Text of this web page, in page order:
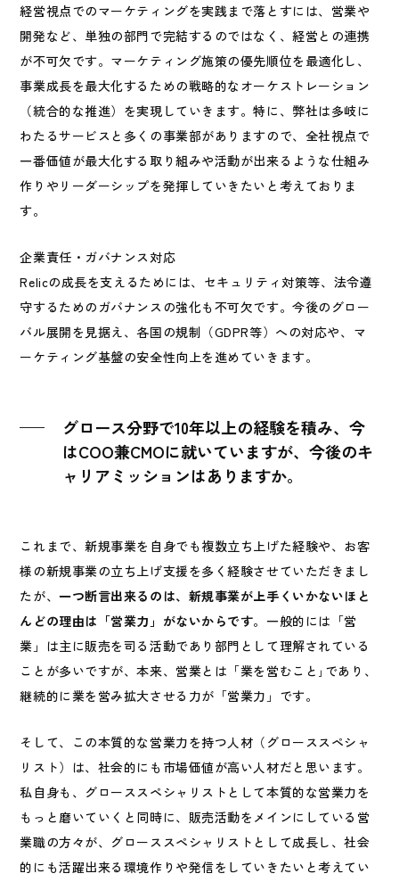
経営視点でのマーケティングを実践まで落とすには、営業や
開発など、単独の部門で完結するのではなく、経営との連携
が不可欠です。マーケティング施策の優先順位を最適化し、
事業成長を最大化するための戦略的なオーケストレーション
（統合的な推進）を実現していきます。特に、弊社は多岐に
わたるサービスと多くの事業部がありますので、全社視点で
一番価値が最大化する取り組みや活動が出来るような仕組み
作りやリーダーシップを発揮していきたいと考えておりま
す。
企業責任・ガバナンス対応
Relicの成長を支えるためには、セキュリティ対策等、法令遵
守するためのガバナンスの強化も不可欠です。今後のグロー
バル展開を見据え、各国の規制（GDPR等）への対応や、マ
ーケティング基盤の安全性向上を進めていきます。
グロース分野で10年以上の経験を積み、今
はCOO兼CMOに就いていますが、今後のキ
ャリアミッションはありますか。
これまで、新規事業を自身でも複数立ち上げた経験や、お客
様の新規事業の立ち上げ支援を多く経験させていただきまし
たが、一つ断言出来るのは、新規事業が上手くいかないほと
んどの理由は「営業力」がないからです。一般的には「営
業」は主に販売を司る活動であり部門として理解されている
ことが多いですが、本来、営業とは「業を営むこと｣であり、
継続的に業を営み拡大させる力が「営業力」です。
そして、この本質的な営業力を持つ人材（グローススペシャ
リスト）は、社会的にも市場価値が高い人材だと思います。
私自身も、グローススペシャリストとして本質的な営業力を
もっと磨いていくと同時に、販売活動をメインにしている営
業職の方々が、グローススペシャリストとして成長し、社会
的にも活躍出来る環境作りや発信をしていきたいと考えてい